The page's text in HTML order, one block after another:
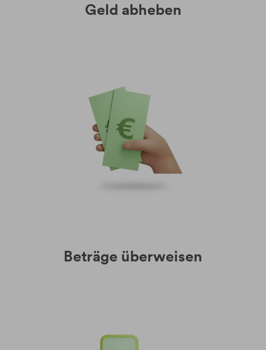
Geld abheben
Beträge überweisen